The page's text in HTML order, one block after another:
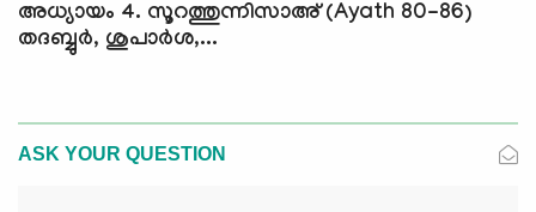
അധ്യായം 4. സൂറത്തുന്നിസാഅ് (Ayath 80-86)
തദബ്ബുര്‍, ശുപാര്‍ശ,...
ASK YOUR QUESTION